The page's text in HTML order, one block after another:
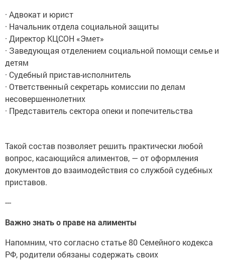
· Адвокат и юрист
· Начальник отдела социальной защиты
· Директор КЦСОН «Эмет»
· Заведующая отделением социальной помощи семье и
детям
· Судебный пристав-исполнитель
· Ответственный секретарь комиссии по делам
несовершеннолетних
· Представитель сектора опеки и попечительства
Такой состав позволяет решить практически любой
вопрос, касающийся алиментов, — от оформления
документов до взаимодействия со службой судебных
приставов.
---
Важно знать о праве на алименты
Напомним, что согласно статье 80 Семейного кодекса
РФ, родители обязаны содержать своих